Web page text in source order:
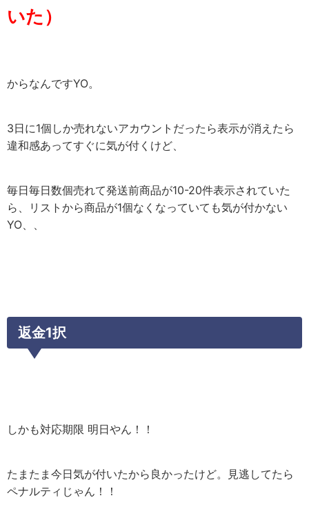
いた）
からなんですYO。
3日に1個しか売れないアカウントだったら表示が消えたら
違和感あってすぐに気が付くけど、
毎日毎日数個売れて発送前商品が10-20件表示されていた
ら、リストから商品が1個なくなっていても気が付かない
YO、、
返金1択
しかも対応期限 明日やん！！
たまたま今日気が付いたから良かったけど。見逃してたら
ペナルティじゃん！！